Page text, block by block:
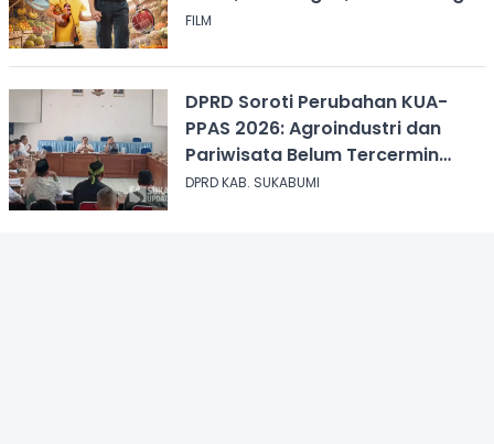
FILM
DPRD Soroti Perubahan KUA-
PPAS 2026: Agroindustri dan
Pariwisata Belum Tercermin
dalam Anggaran
DPRD KAB. SUKABUMI